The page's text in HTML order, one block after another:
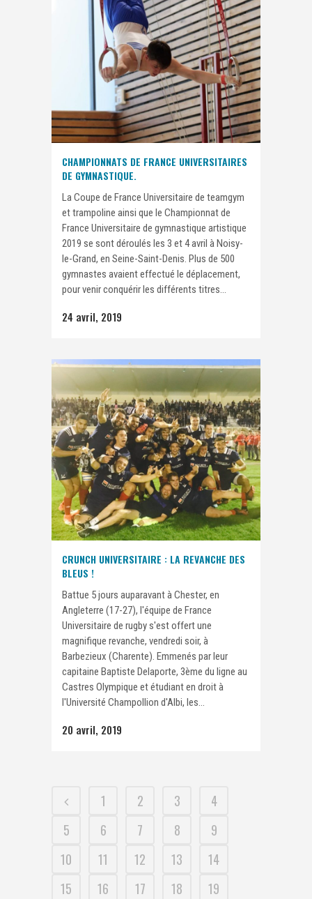
CHAMPIONNATS DE FRANCE UNIVERSITAIRES
DE GYMNASTIQUE.
La Coupe de France Universitaire de teamgym
et trampoline ainsi que le Championnat de
France Universitaire de gymnastique artistique
2019 se sont déroulés les 3 et 4 avril à Noisy-
le-Grand, en Seine-Saint-Denis. Plus de 500
gymnastes avaient effectué le déplacement,
pour venir conquérir les différents titres...
24 avril, 2019
CRUNCH UNIVERSITAIRE : LA REVANCHE DES
BLEUS !
Battue 5 jours auparavant à Chester, en
Angleterre (17-27), l'équipe de France
Universitaire de rugby s'est offert une
magnifique revanche, vendredi soir, à
Barbezieux (Charente). Emmenés par leur
capitaine Baptiste Delaporte, 3ème du ligne au
Castres Olympique et étudiant en droit à
l'Université Champollion d'Albi, les...
20 avril, 2019
1 2 3
4
5
6 7 8
9
10
11 12 13
14
15
16 17 18
19